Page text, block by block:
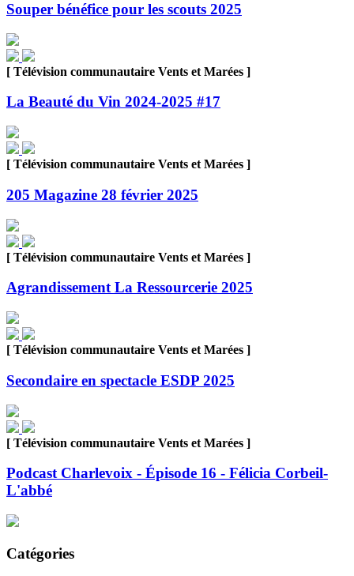
Souper bénéfice pour les scouts 2025
[ Télévision communautaire Vents et Marées ]
La Beauté du Vin 2024-2025 #17
[ Télévision communautaire Vents et Marées ]
205 Magazine 28 février 2025
[ Télévision communautaire Vents et Marées ]
Agrandissement La Ressourcerie 2025
[ Télévision communautaire Vents et Marées ]
Secondaire en spectacle ESDP 2025
[ Télévision communautaire Vents et Marées ]
Podcast Charlevoix - Épisode 16 - Félicia Corbeil-
L'abbé
Catégories